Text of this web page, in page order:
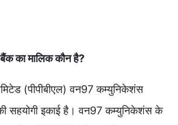
मालिक कौन है?
(पीपीबीएल) वन97 कम्युनिकेशंस
सहयोगी इकाई है। वन97 कम्युनिकेशंस के